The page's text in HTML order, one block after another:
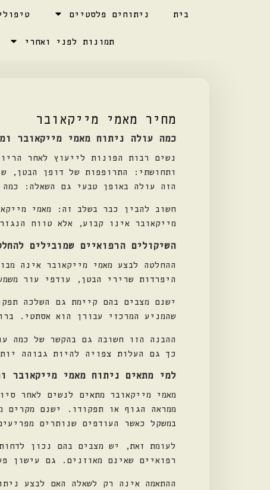
בית ניתוחים פלסטיים
תמונות לפני ואחרי
מחיר מאמי מייקאובר
כמה עולה ניתוח מאמי מייקאובר
נשים רבות הפונות לייעוץ לאחר
ותחושתי: התרופפות של דופן הבטן,
הזה עולה באופן טבעי גם השאלה: כמה
חשוב להבין כבר בשלב זה: מאמי
מייקאובר אינו קבוע, אלא טווח
השיקולים הרפואיים שמובילים
ההחלטה לבצע מאמי מייקאובר אינה
היפרדות שרירי הבטן, עודפי עור
ישנם מצבים בהם קיימת גם השלכה
שהמניע המרכזי עבורן הוא אסתטי.
ההבנה הזו חשובה גם בהקשר של כמה
כך גם העלות צפויה להיות גבוהה
למי מתאים ניתוח מאמי מייקאובר
מאמי מייקאובר מתאים לנשים לאחר
ממראה הגוף או תפקודו. ישנם מקרים
במשקל כאשר העודפים שנותרים
לעומת זאת, יש מצבים בהם נכון
רפואיים שאינם מאוזנים. גם עישון
ההתאמה אינה רק לשאלה האם לבצע